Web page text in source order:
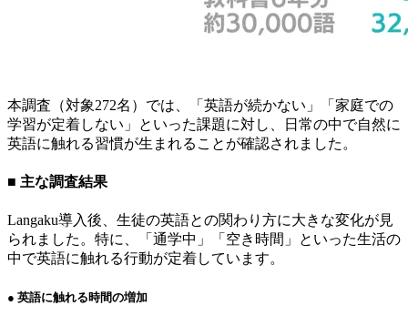
本調査（対象272名）では、「英語が続かない」「家庭での
学習が定着しない」といった課題に対し、日常の中で自然に
英語に触れる習慣が生まれることが確認されました。
■ 主な調査結果
Langaku導入後、生徒の英語との関わり方に大きな変化が見
られました。特に、「通学中」「空き時間」といった生活の
中で英語に触れる行動が定着しています。
● 英語に触れる時間の増加